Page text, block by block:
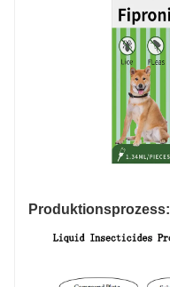
Produktionsprozess: